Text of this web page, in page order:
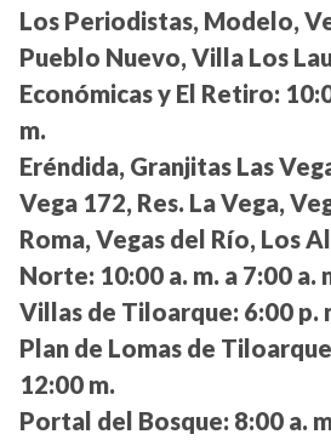
Los Periodistas, Modelo,
Pueblo Nuevo, Villa Los
Económicas y El Retiro:
m.
Eréndida, Granjitas Las
Vega 172, Res. La Vega,
Roma, Vegas del Río, Los
Norte: 10:00 a. m. a 7:00 a.
Villas de Tiloarque: 6:00 p.
Plan de Lomas de
12:00 m.
Portal del Bosque: 8:00 a.